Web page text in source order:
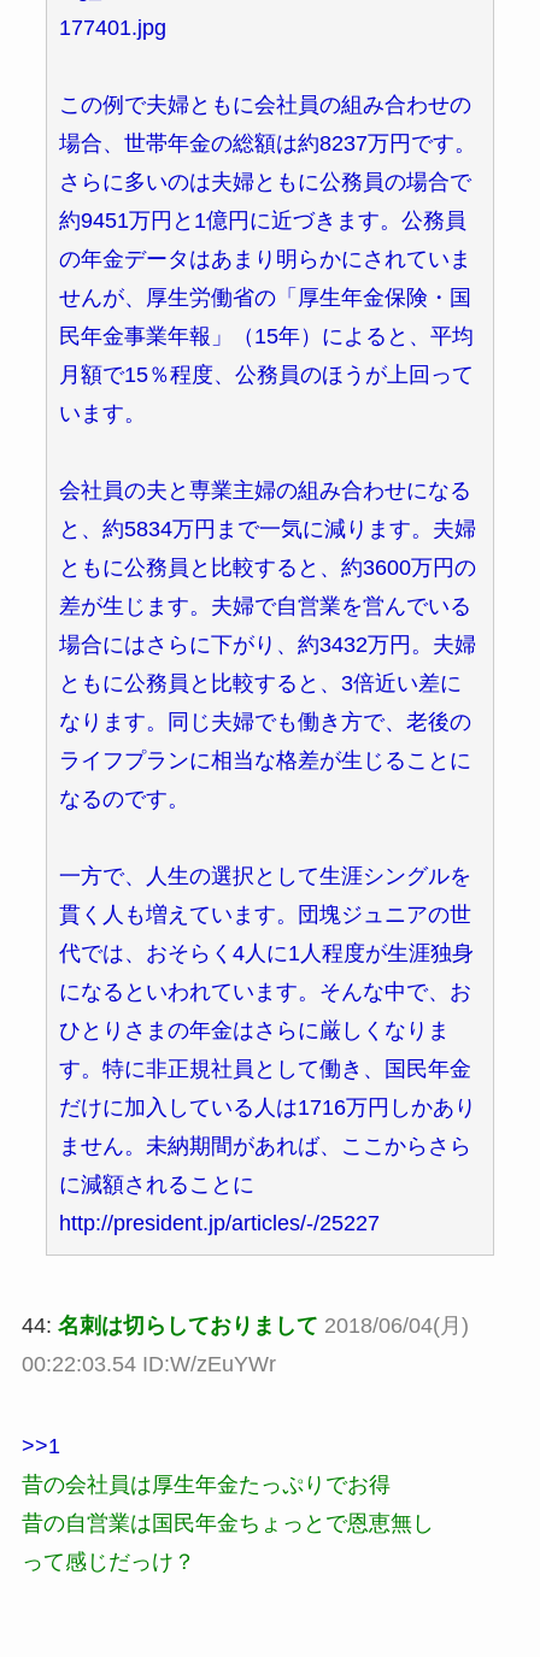
177401.jpg
この例で夫婦ともに会社員の組み合わせの
場合、世帯年金の総額は約8237万円です。
さらに多いのは夫婦ともに公務員の場合で
約9451万円と1億円に近づきます。公務員
の年金データはあまり明らかにされていま
せんが、厚生労働省の「厚生年金保険・国
民年金事業年報」（15年）によると、平均
月額で15％程度、公務員のほうが上回って
います。
会社員の夫と専業主婦の組み合わせになる
と、約5834万円まで一気に減ります。夫婦
ともに公務員と比較すると、約3600万円の
差が生じます。夫婦で自営業を営んでいる
場合にはさらに下がり、約3432万円。夫婦
ともに公務員と比較すると、3倍近い差に
なります。同じ夫婦でも働き方で、老後の
ライフプランに相当な格差が生じることに
なるのです。
一方で、人生の選択として生涯シングルを
貫く人も増えています。団塊ジュニアの世
代では、おそらく4人に1人程度が生涯独身
になるといわれています。そんな中で、お
ひとりさまの年金はさらに厳しくなりま
す。特に非正規社員として働き、国民年金
だけに加入している人は1716万円しかあり
ません。未納期間があれば、ここからさら
に減額されることに
http://president.jp/articles/-/25227
44: 名刺は切らしておりまして 2018/06/04(月)
00:22:03.54 ID:W/zEuYWr
>>1
昔の会社員は厚生年金たっぷりでお得
昔の自営業は国民年金ちょっとで恩恵無し
って感じだっけ？